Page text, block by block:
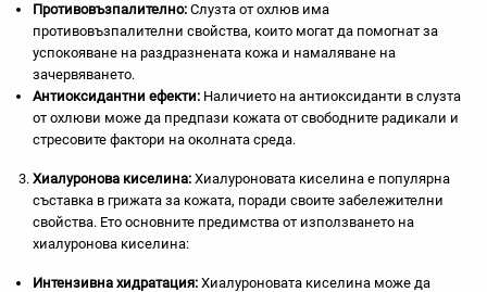
Противовъзпалително: Слузта от охлюв има
противовъзпалителни свойства, които могат да помогнат за
успокояване на раздразнената кожа и намаляване на
зачервяването.
Антиоксидантни ефекти: Наличието на антиоксиданти в слузта
от охлюви може да предпази кожата от свободните радикали и
стресовите фактори на околната среда.
Хиалуронова киселина: Хиалуроновата киселина е популярна
съставка в грижата за кожата, поради своите забележителни
свойства. Ето основните предимства от използването на
хиалуронова киселина:
Интензивна хидратация: Хиалуроновата киселина може да